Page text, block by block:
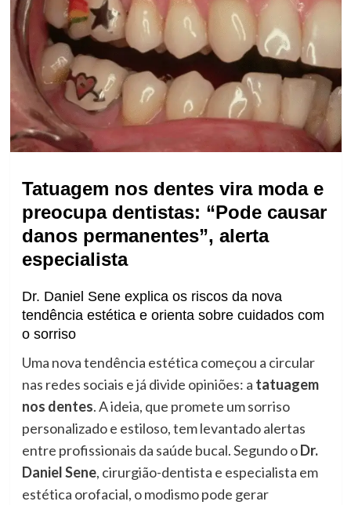
Tatuagem nos dentes vira moda e
preocupa dentistas: “Pode causar
danos permanentes”, alerta
especialista
Dr. Daniel Sene explica os riscos da nova
tendência estética e orienta sobre cuidados com
o sorriso
Uma nova tendência estética começou a circular
nas redes sociais e já divide opiniões: a tatuagem
nos dentes. A ideia, que promete um sorriso
personalizado e estiloso, tem levantado alertas
entre profissionais da saúde bucal. Segundo oDr.
Daniel Sene, cirurgião-dentista e especialista em
estética orofacial, o modismo pode gerar